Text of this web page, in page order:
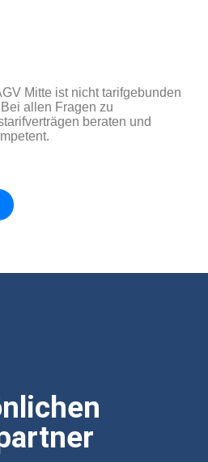
Mitte ist nicht tarifgebunden
allen Fragen zu
beraten und